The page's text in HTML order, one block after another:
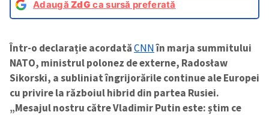
AdaugăZdG ca sursă preferată
Într-o declarație acordatăCNNîn marja summitului
NATO, ministrul polonez de externe, Radosław
Sikorski, a subliniat îngrijorările continue ale Europei
cu privire la războiul hibrid din partea Rusiei.
„Mesajul nostru către Vladimir Putin este: știm ce